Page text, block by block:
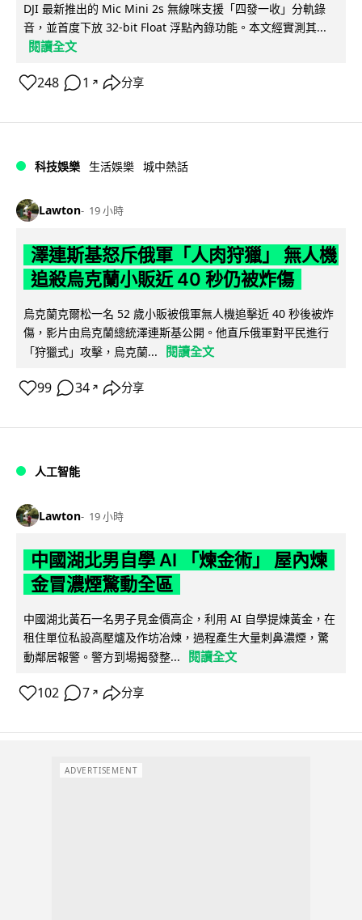
DJI 最新推出的 Mic Mini 2s 無線咪支援「四發一收」分軌錄
音，並首度下放 32-bit Float 浮點內錄功能。本文經實測其...
閱讀全文
248 1 ↗ 分享
科技娛樂 生活娛樂 城中熱話
Lawton 19 小時
澤連斯基怒斥俄軍「人肉狩獵」 無人機
追殺烏克蘭小販近 40 秒仍被炸傷
烏克蘭克爾松一名 52 歲小販被俄軍無人機追擊近 40 秒後被炸
傷，影片由烏克蘭總統澤連斯基公開。他直斥俄軍對平民進行
「狩獵式」攻擊，烏克蘭...
閱讀全文
99 34 ↗ 分享
人工智能
Lawton 19 小時
中國湖北男自學 AI 「煉金術」 屋內煉
金冒濃煙驚動全區
中國湖北黃石一名男子見金價高企，利用 AI 自學提煉黃金，在
租住單位私設高壓爐及作坊冶煉，過程產生大量刺鼻濃煙，驚
動鄰居報警。警方到場揭發整...
閱讀全文
102 7 ↗ 分享
ADVERTISEMENT